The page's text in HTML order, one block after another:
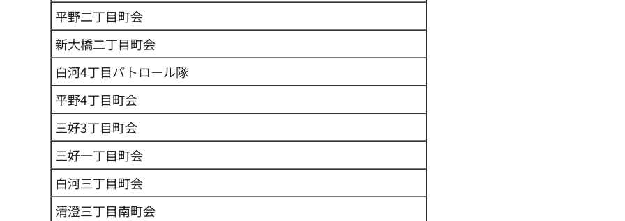
平野二丁目町会
新大橋二丁目町会
白河4丁目パトロール隊
平野4丁目町会
三好3丁目町会
三好一丁目町会
白河三丁目町会
清澄三丁目南町会